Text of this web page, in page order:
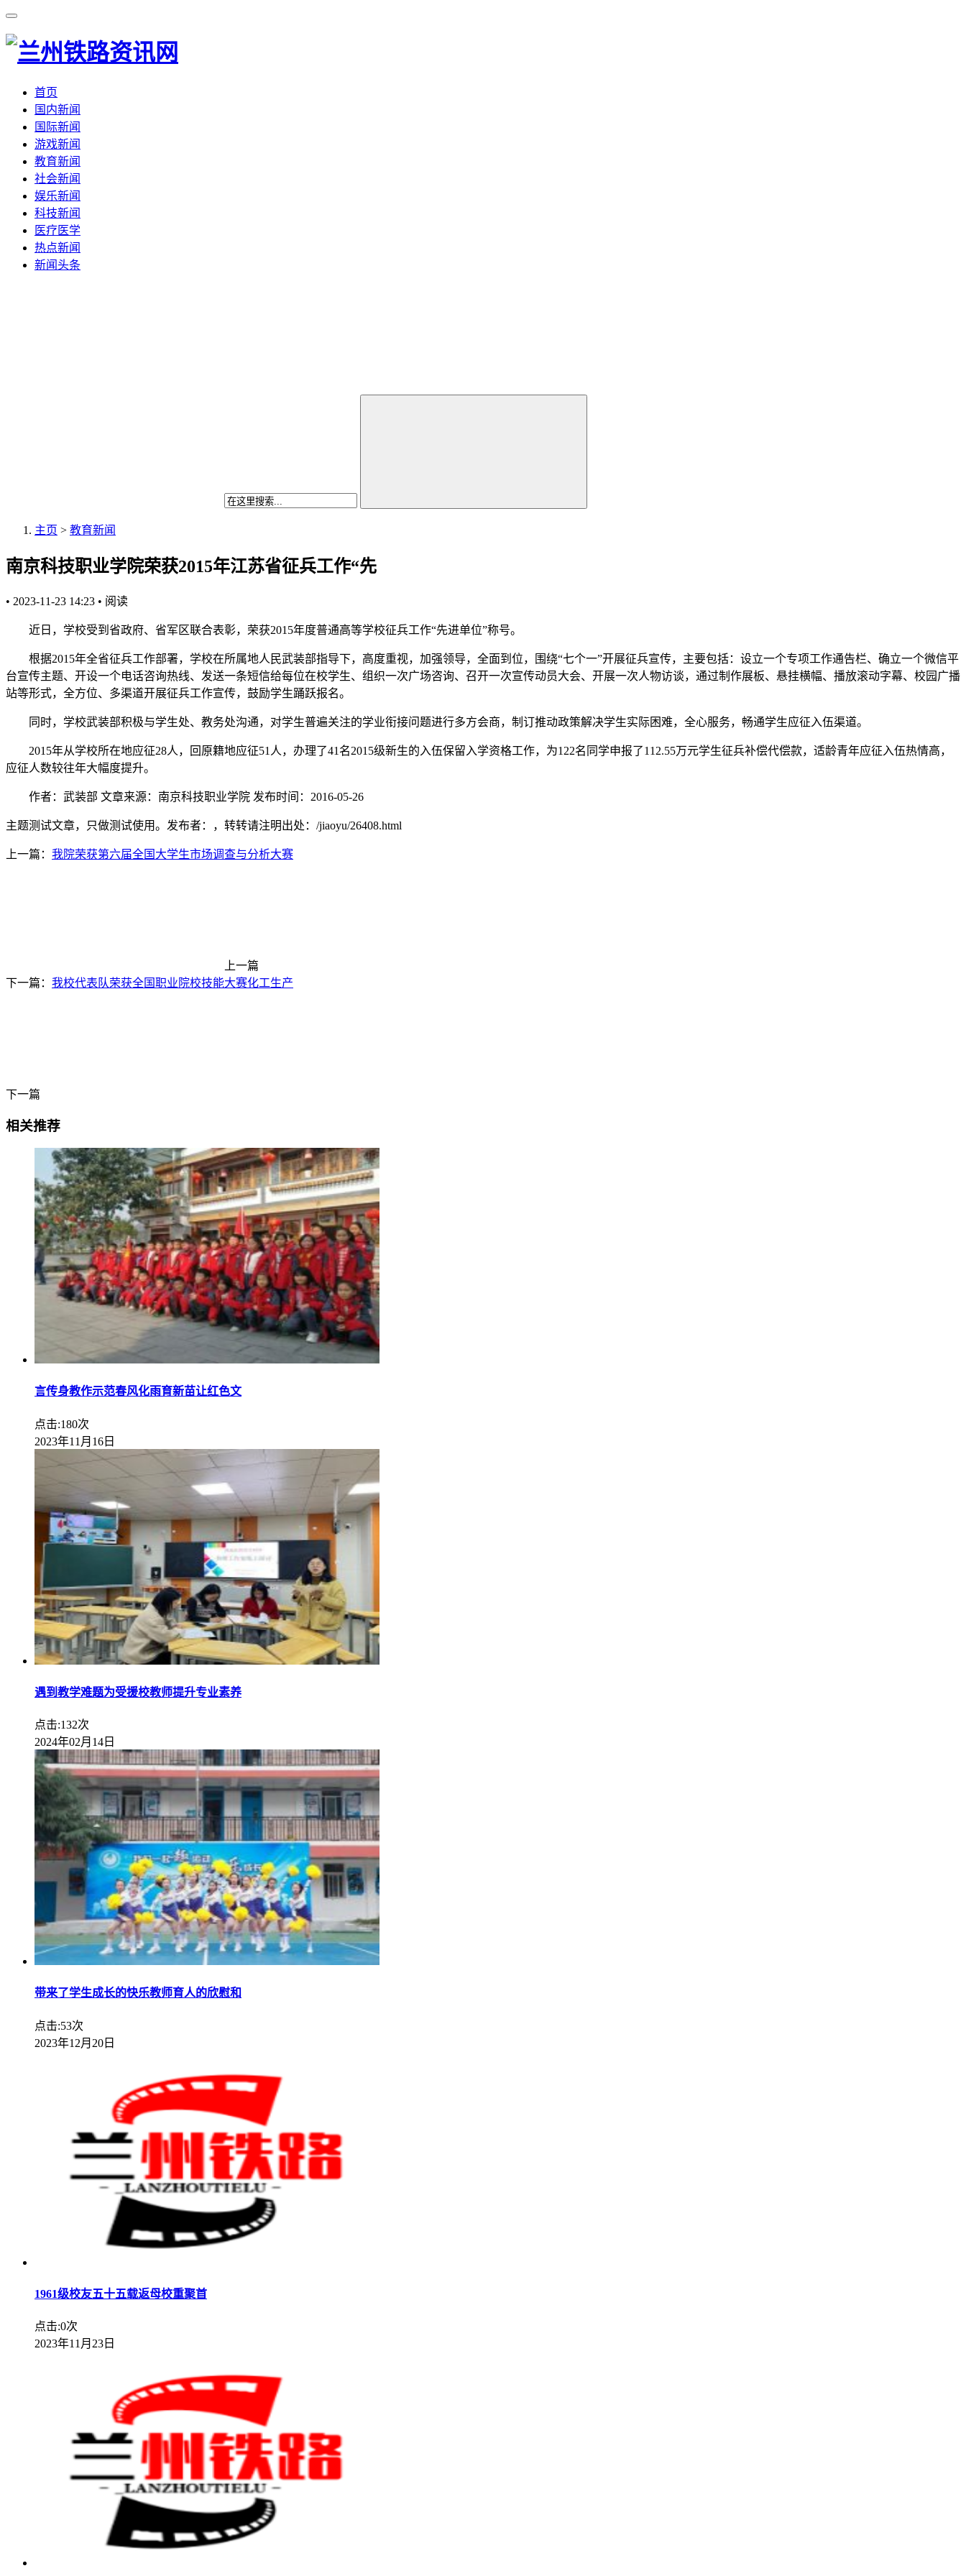
首页
国内新闻
国际新闻
游戏新闻
教育新闻
社会新闻
娱乐新闻
科技新闻
医疗医学
热点新闻
新闻头条
主页 > 教育新闻
南京科技职业学院荣获2015年江苏省征兵工作“先
• 2023-11-23 14:23 • 阅读
近日，学校受到省政府、省军区联合表彰，荣获2015年度普通高等学校征兵工作“先进单位”称号。
根据2015年全省征兵工作部署，学校在所属地人民武装部指导下，高度重视，加强领导，全面到位，围绕“七个一”开展征兵宣传，主要包括：设立一个专项工作通告栏、确立一个微信平
台宣传主题、开设一个电话咨询热线、发送一条短信给每位在校学生、组织一次广场咨询、召开一次宣传动员大会、开展一次人物访谈，通过制作展板、悬挂横幅、播放滚动字幕、校园广播
站等形式，全方位、多渠道开展征兵工作宣传，鼓励学生踊跃报名。
同时，学校武装部积极与学生处、教务处沟通，对学生普遍关注的学业衔接问题进行多方会商，制订推动政策解决学生实际困难，全心服务，畅通学生应征入伍渠道。
2015年从学校所在地应征28人，回原籍地应征51人，办理了41名2015级新生的入伍保留入学资格工作，为122名同学申报了112.55万元学生征兵补偿代偿款，适龄青年应征入伍热情高，
应征人数较往年大幅度提升。
作者：武装部 文章来源：南京科技职业学院 发布时间：2016-05-26
主题测试文章，只做测试使用。发布者：，转转请注明出处： /jiaoyu/26408.html
上一篇： 我院荣获第六届全国大学生市场调查与分析大赛
上一篇
下一篇： 我校代表队荣获全国职业院校技能大赛化工生产
下一篇
相关推荐
言传身教作示范春风化雨育新苗让红色文
点击:180次
2023年11月16日
遇到教学难题为受援校教师提升专业素养
点击:132次
2024年02月14日
带来了学生成长的快乐教师育人的欣慰和
点击:53次
2023年12月20日
1961级校友五十五载返母校重聚首
点击:0次
2023年11月23日